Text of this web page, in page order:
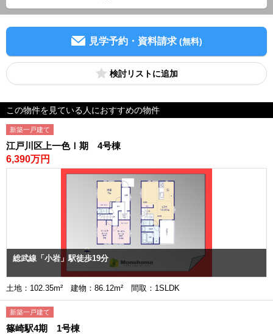
見学予約・資料請求 (無料)
検討リスト
この物件を見ている人におすすめの物件
新築一戸建て
江戸川区上一色Ⅰ期 4号棟
6,390万円
総武線「小岩」駅徒歩19分
土地：102.35m² 建物：86.12m² 間取：1SLDK
新築一戸建て
篠崎駅4期 1号棟